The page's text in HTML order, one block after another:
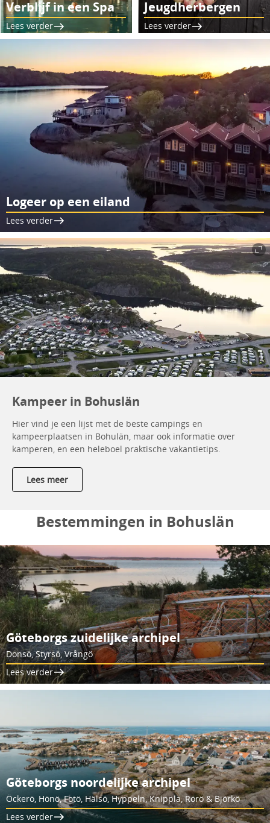
Verblijf in een Spa
Lees verder
Jeugdherbergen
Lees verder
Logeer op een eiland
Lees verder
Kampeer in Bohuslän
Hier vind je een lijst met de beste campings en
kampeerplaatsen in Bohulän, maar ook informatie over
kamperen, en een heleboel praktische vakantietips.
Lees meer
Bestemmingen in Bohuslän
Göteborgs zuidelijke archipel
Donsö, Styrsö, Vrångö
Lees verder
Göteborgs noordelijke archipel
Öckerö, Hönö, Fotö, Hälsö, Hyppeln, Knippla, Rörö & Björkö
Lees verder